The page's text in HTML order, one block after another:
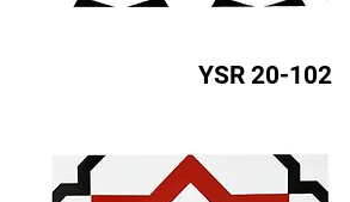
YSR 20-102